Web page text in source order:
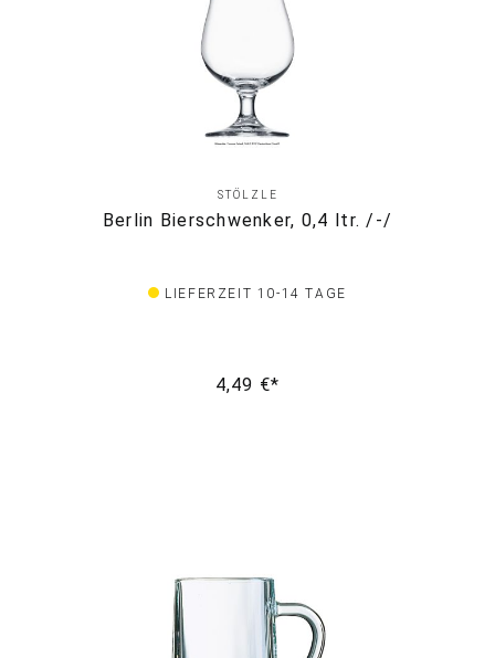
STÖLZLE
Berlin Bierschwenker, 0,4 ltr. /-/
LIEFERZEIT 10-14 TAGE
4,49 €*